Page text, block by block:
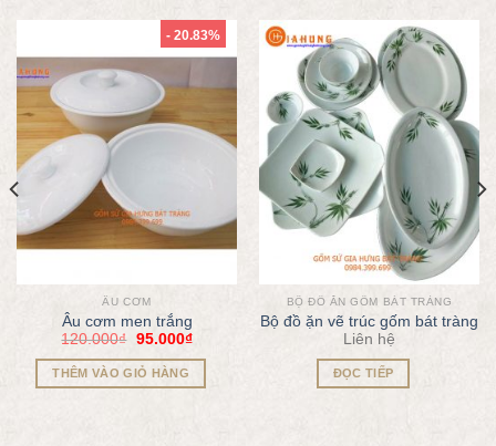
- 20.83%
ÂU CƠM
Âu cơm men trắng
120.000₫ 95.000₫
THÊM VÀO GIỎ HÀNG
BỘ ĐỒ ĂN GỐM BÁT TRÀNG
Bộ đồ ặn vẽ trúc gốm bát tràng
Liên hệ
ĐỌC TIẾP